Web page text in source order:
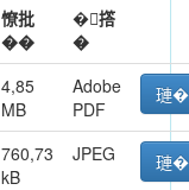
憭批
��
�撘
�
4,85
MB
Adobe
PDF
璉
760,73
kB
JPEG 璉